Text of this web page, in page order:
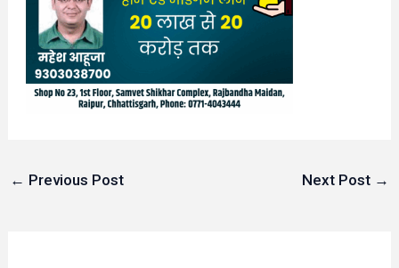
← Previous Post Next Post →